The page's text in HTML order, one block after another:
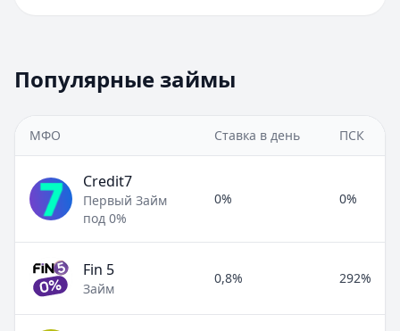
Популярные займы
МФО Ставка в день ПСК
Credit7
Первый Займ
под 0%
0% 0%
Fin 5
Займ
0,8% 292%